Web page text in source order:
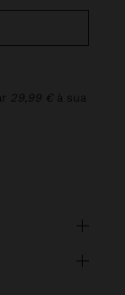
29,99 € à sua